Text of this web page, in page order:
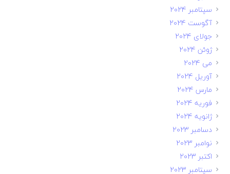
سپتامبر 2024
آگوست 2024
جولای 2024
ژوئن 2024
می 2024
آوریل 2024
مارس 2024
فوریه 2024
ژانویه 2024
دسامبر 2023
نوامبر 2023
اکتبر 2023
سپتامبر 2023